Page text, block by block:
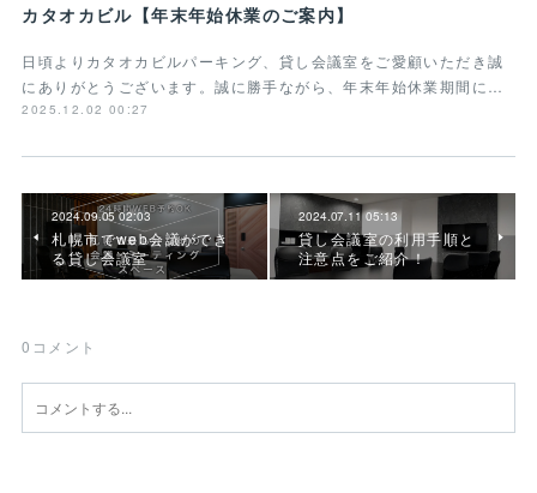
カタオカビル【年末年始休業のご案内】
日頃よりカタオカビルパーキング、貸し会議室をご愛顧いただき誠
にありがとうございます。誠に勝手ながら、年末年始休業期間に…
2025.12.02 00:27
2024.09.05 02:03
札幌市でweb会議ができ
る貸し会議室
2024.07.11 05:13
貸し会議室の利用手順と
注意点をご紹介！
0 コメント